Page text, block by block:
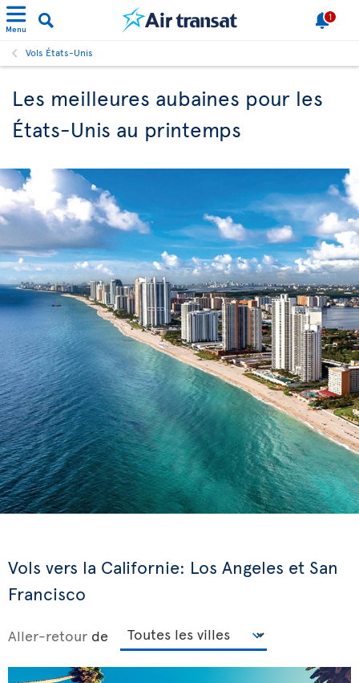
Menu
1
Vols États-Unis
Les meilleures aubaines pour les
États-Unis au printemps
Vols vers la Californie: Los Angeles et San
Francisco
Aller-retour de